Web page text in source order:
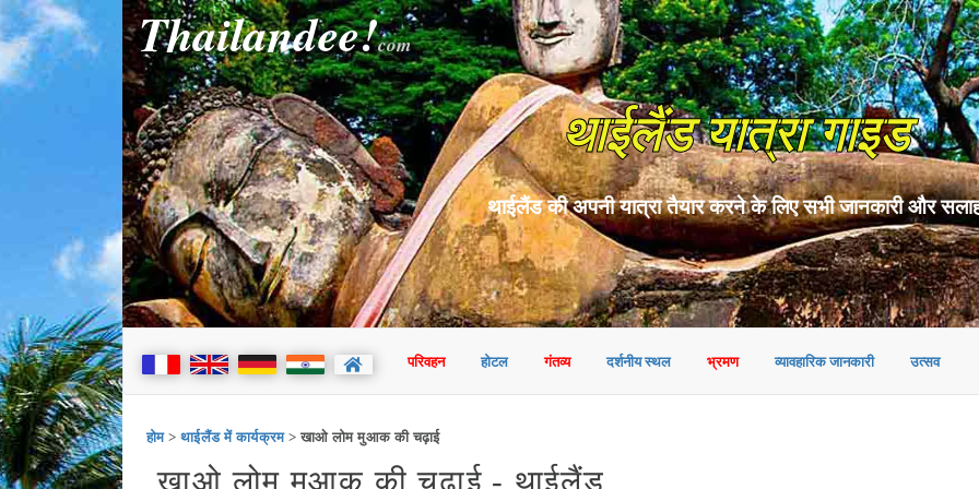
Thailandee!com
थाईलैंड यात्रा गाइड
थाईलैंड की अपनी यात्रा तैयार करने के लिए सभी जानकारी और
परिवहन होटल गंतव्य दर्शनीय स्थल भ्रमण व्यावहारिक जानकारी उत्सव
होम>थाईलैंड में कार्यक्रम> खाओ लोम मुआक की चढ़ाई
खाओ लोम मुआक की चढ़ाई - थाईलैंड